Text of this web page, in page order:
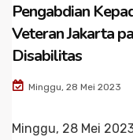
Pengabdian
Veteran Jakarta
Disabilitas
Minggu, 28 Mei 2023
Minggu, 28 Mei